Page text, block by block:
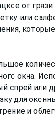
от грязи
или
окна.
спрей или
для
и